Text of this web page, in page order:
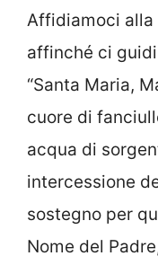
Affidiamoci alla
affinché ci
“Santa Maria,
cuore di
acqua di
intercessione
sostegno per
Nome del